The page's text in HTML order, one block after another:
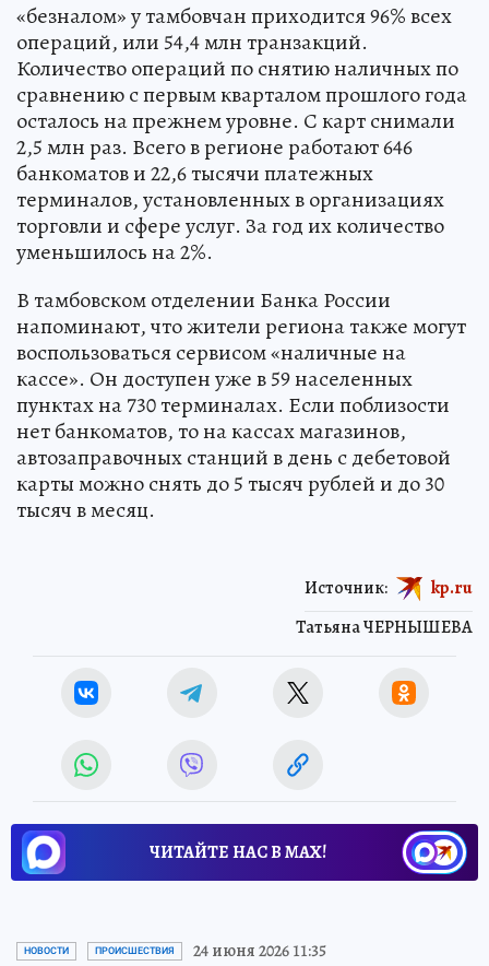
«безналом» у тамбовчан приходится 96% всех
операций, или 54,4 млн транзакций.
Количество операций по снятию наличных по
сравнению c первым кварталом прошлого года
осталось на прежнем уровне. С карт снимали
2,5 млн раз. Всего в регионе работают 646
банкоматов и 22,6 тысячи платежных
терминалов, установленных в организациях
торговли и сфере услуг. За год их количество
уменьшилось на 2%.
В тамбовском отделении Банка России
напоминают, что жители региона также могут
воспользоваться сервисом «наличные на
кассе». Он доступен уже в 59 населенных
пунктах на 730 терминалах. Если поблизости
нет банкоматов, то на кассах магазинов,
автозаправочных станций в день с дебетовой
карты можно снять до 5 тысяч рублей и до 30
тысяч в месяц.
Татьяна ЧЕРНЫШЕВА
Источник: kp.ru
ЧИТАЙТЕ НАС В МАХ!
НОВОСТИ ПРОИСШЕСТВИЯ 24 июня 2026 11:35